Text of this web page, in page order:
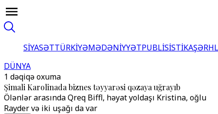
SİYASƏTTÜRKİYƏMƏDƏNİYYƏTPUBLİSİSTİKA
DÜNYA
1 dəqiqə oxuma
Şimali Karolinada biznes təyyarəsi qəzaya uğrayıb
Ölənlər arasında Qreq Biffl, həyat yoldaşı Kristina, oğlu
Rayder və iki uşağı da var